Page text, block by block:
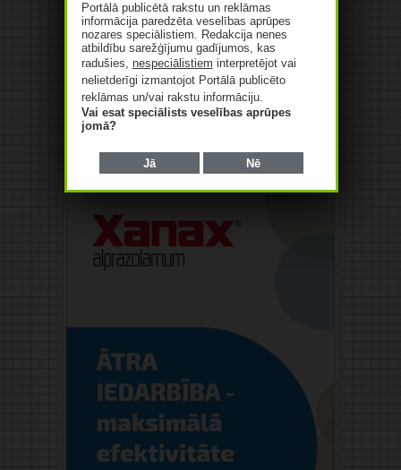
Reklāma
Portālā publicētā rakstu un reklāmas
informācija paredzēta veselības aprūpes
nozares speciālistiem. Redakcija nenes
atbildību sarežģījumu gadījumos, kas
radušies, nespeciālistiem interpretējot vai
nelietderīgi izmantojot Portālā publicēto
reklāmas un/vai rakstu informāciju.
Vai esat speciālists veselības aprūpes
jomā?
Jā Nē